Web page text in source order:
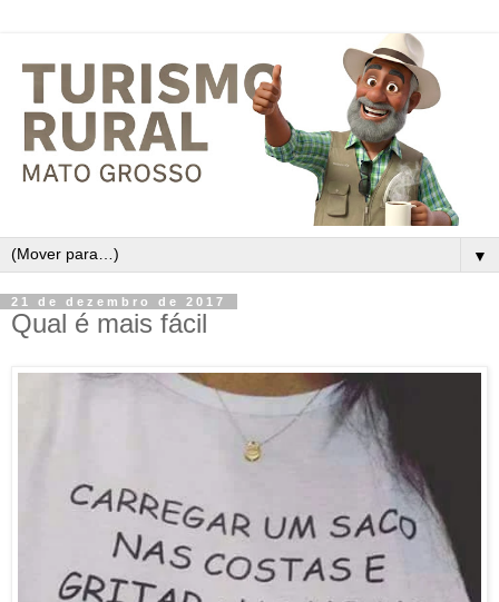
▼
21 de dezembro de 2017
Qual é mais fácil